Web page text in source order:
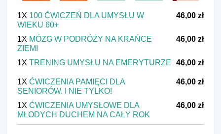
1X 100 ĆWICZEŃ DLA UMYSŁU W
WIEKU 60+
46,00 zł
1X MÓZG W PODRÓŻY NA KRAŃCE
ZIEMI
46,00 zł
1X TRENING UMYSŁU NA EMERYTURZE 46,00 zł
1X ĆWICZENIA PAMIĘCI DLA
SENIORÓW. I NIE TYLKO!
46,00 zł
1X ĆWICZENIA UMYSŁOWE DLA
MŁODYCH DUCHEM NA CAŁY ROK
46,00 zł